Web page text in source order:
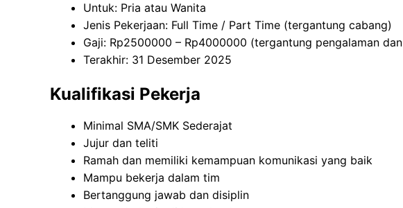
Untuk: Pria atau Wanita
Jenis Pekerjaan: Full Time / Part Time (tergantung cabang)
Gaji: Rp2500000 – Rp4000000 (tergantung pengalaman
Terakhir: 31 Desember 2025
Kualifikasi Pekerja
Minimal SMA/SMK Sederajat
Jujur dan teliti
Ramah dan memiliki kemampuan komunikasi yang baik
Mampu bekerja dalam tim
Bertanggung jawab dan disiplin